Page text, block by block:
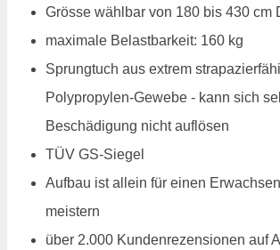
Grösse wählbar von 180 bis 430 cm
maximale Belastbarkeit: 160 kg
Sprungtuch aus extrem
Polypropylen-Gewebe - kann sich
Beschädigung nicht auflösen
TÜV GS-Siegel
Aufbau ist allein für einen
meistern
über 2.000 Kundenrezensionen auf